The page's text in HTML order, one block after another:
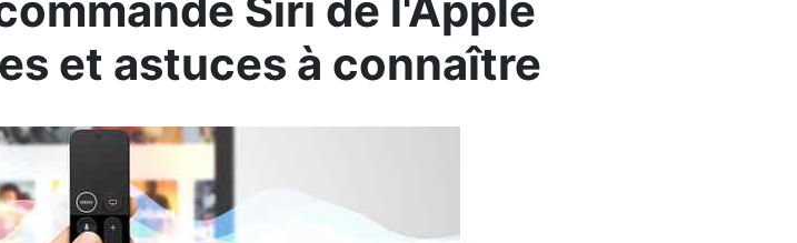
et astuces à connaître